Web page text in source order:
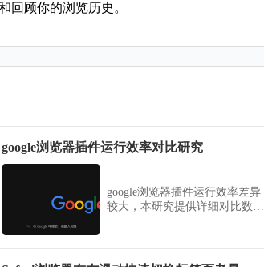
回顾你的浏览历史。
google浏览器插件运行效率对比研究
google浏览器插件运行效率差异
较大，本研究提供详细对比数据